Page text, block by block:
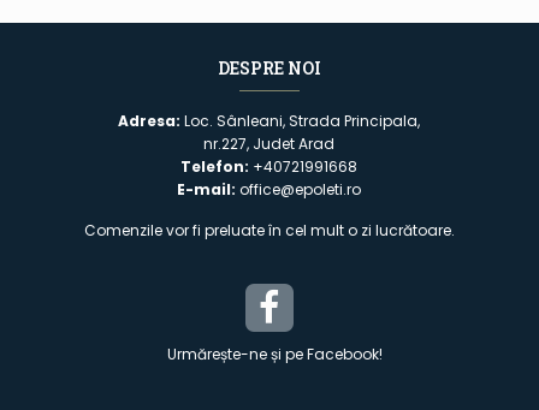
DESPRE NOI
Adresa:Loc. Sânleani, Strada Principala,
nr.227, Judet Arad
Telefon: +40721991668
E-mail: office@epoleti.ro
Comenzile vor fi preluate în cel mult o zi lucrătoare.
Urmărește-ne și pe Facebook!